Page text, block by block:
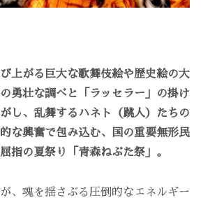
上がる巨大な歌舞伎絵や歴史絵の大
勇壮な調べと「ラッセラー」の掛け
し、乱舞するハネト（跳人）たちの
な興奮で包み込む、国の重要無形民
指の夏祭り「青森ねぶた祭」。
、魂を揺さぶる圧倒的なエネルギー